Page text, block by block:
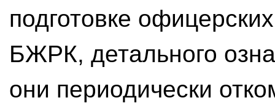
подготовке
БЖРК, детального
они периодически